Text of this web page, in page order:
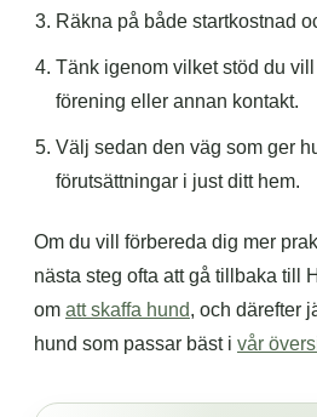
Räkna på både startkostnad
Tänk igenom vilket stöd du
förening eller annan kontakt.
Välj sedan den väg som ger
förutsättningar i just ditt hem.
Om du vill förbereda dig mer
nästa steg ofta att gå tillbaka till
om att skaffa hund, och därefter
hund som passar bäst i vår